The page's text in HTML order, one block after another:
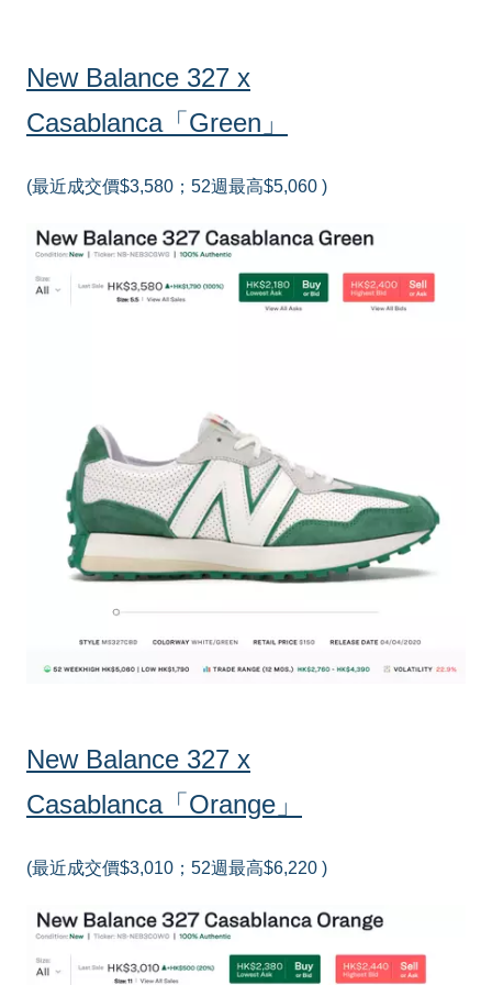
New Balance 327 x
Casablanca「Green」
(最近成交價$3,580；52週最高$5,060 )
New Balance 327 x
Casablanca「Orange」
(最近成交價$3,010；52週最高$6,220 )